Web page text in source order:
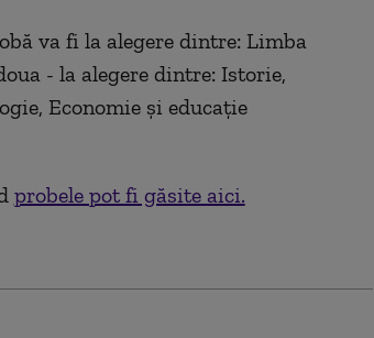
va fi la alegere dintre: Limba
- la alegere dintre: Istorie,
Economie şi educaţie
probele pot fi găsite aici.